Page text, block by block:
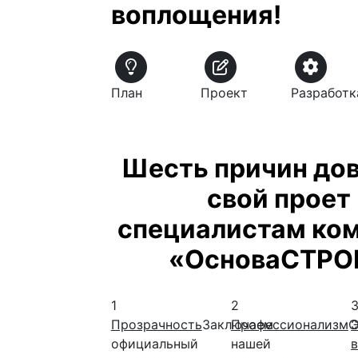
воплощения!
План Проект
Шесть причин
свой проет
специалистам
1
ПрозрачностьЗаключаем
официальный
2
Профессионализм
нашей
3